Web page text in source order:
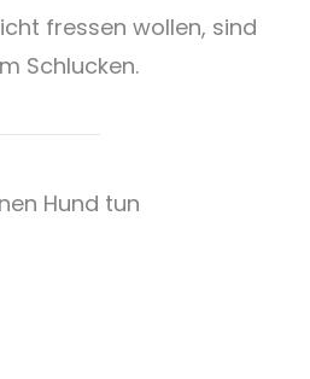
fressen wollen, sind
Schlucken.
Hund tun